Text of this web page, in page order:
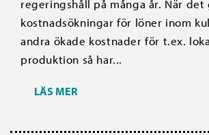
regeringshåll på många år. När det
kostnadsökningar för löner inom
andra ökade kostnader för t.ex.
produktion så har...
LÄS MER